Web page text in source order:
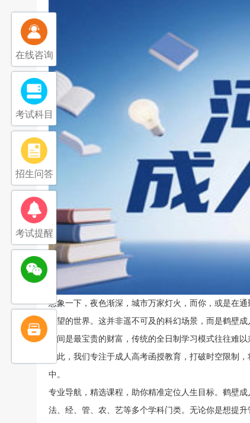
想象一下，夜色渐深，城市万家灯火，而你，或是在
希望的世界。这并非遥不可及的科幻场景，而是鹤壁
时间是最宝贵的财富，传统的全日制学习模式往往难以
因此，我们专注于成人高考函授教育，打破时空限制
中。
专业导航，精选课程，助你精准定位人生目标。鹤壁
法、经、管、农、艺等多个学科门类。无论你是想提
在线咨询
考试科目
招生问答
考试提醒